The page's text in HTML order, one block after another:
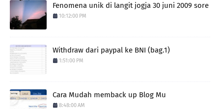
Fenomena unik di langit jogja 30 juni 2009 sore
10:12:00 PM
Withdraw dari paypal ke BNI (bag.1)
1:51:00 PM
Cara Mudah memback up Blog Mu
8:48:00 AM